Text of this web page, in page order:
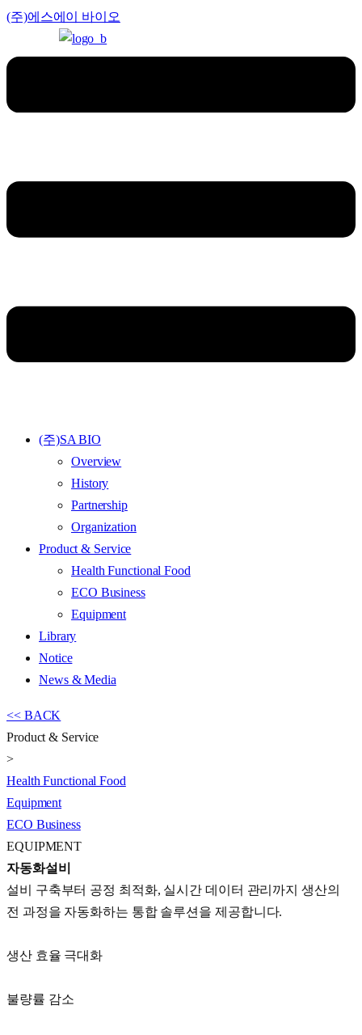
(주)에스에이 바이오
Menu
(주)SA BIO
Overview
History
Partnership
Organization
Product & Service
Health Functional Food
ECO Business
Equipment
Library
Notice
News & Media
<< BACK
Product & Service
>
Health Functional Food
Equipment
ECO Business
EQUIPMENT
자동화설비
설비 구축부터 공정 최적화, 실시간 데이터 관리까지 생산의
전 과정을 자동화하는 통합 솔루션을 제공합니다.
생산 효율 극대화
불량률 감소